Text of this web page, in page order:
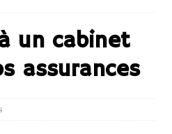
un cabinet
assurances